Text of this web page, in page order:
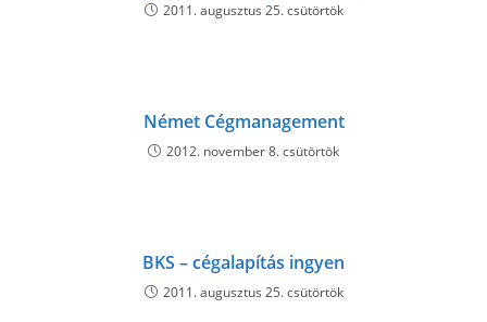
2011. augusztus 25. csütörtök
Német Cégmanagement
2012. november 8. csütörtök
BKS – cégalapítás ingyen
2011. augusztus 25. csütörtök